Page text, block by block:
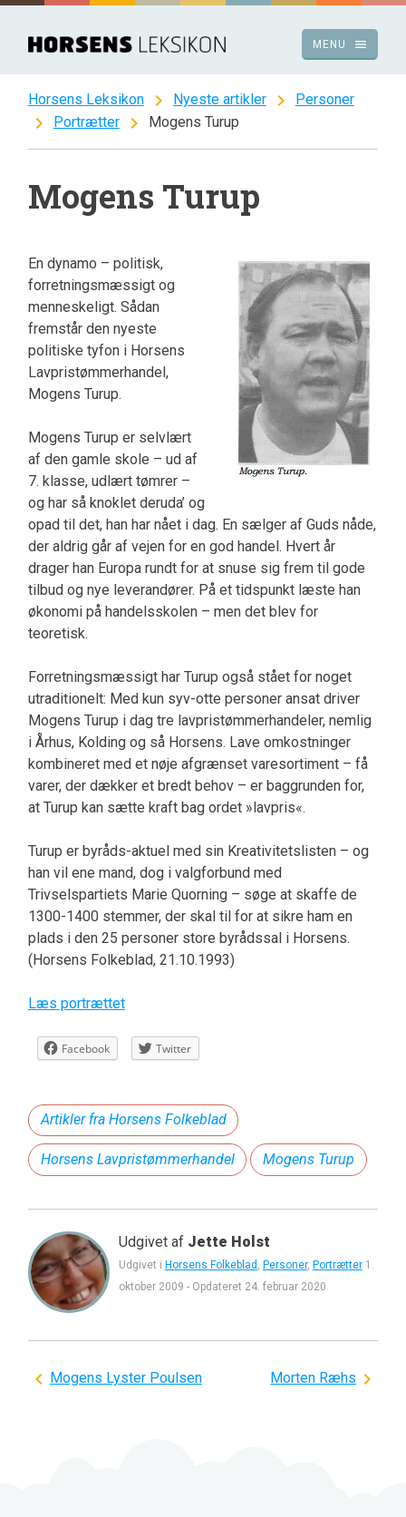
Spring
indhold
menu
MENU
Horsens Leksikon chevron_right Nyeste artikler chevron_right Personer
chevron_right Portrætter chevron_right Mogens Turup
Mogens Turup
En dynamo – politisk,
forretningsmæssigt og
menneskeligt. Sådan
fremstår den nyeste
politiske tyfon i Horsens
Lavpristømmerhandel,
Mogens Turup.
Mogens Turup er selvlært
af den gamle skole – ud af
7. klasse, udlært tømrer –
og har så knoklet deruda’ og
opad til det, han har nået i dag. En sælger af Guds nåde,
der aldrig går af vejen for en god handel. Hvert år
drager han Europa rundt for at snuse sig frem til gode
tilbud og nye leverandører. På et tidspunkt læste han
økonomi på handelsskolen – men det blev for
teoretisk.
Forretningsmæssigt har Turup også stået for noget
utraditionelt: Med kun syv-otte personer ansat driver
Mogens Turup i dag tre lavpristømmerhandeler, nemlig
i Århus, Kolding og så Horsens. Lave omkostninger
kombineret med et nøje afgrænset varesortiment – få
varer, der dækker et bredt behov – er baggrunden for,
at Turup kan sætte kraft bag ordet »lavpris«.
Turup er byråds-aktuel med sin Kreativitetslisten – og
han vil ene mand, dog i valgforbund med
Trivselspartiets Marie Quorning – søge at skaffe de
1300-1400 stemmer, der skal til for at sikre ham en
plads i den 25 personer store byrådssal i Horsens.
(Horsens Folkeblad, 21.10.1993)
Læs portrættet
Facebook Twitter
Artikler fra Horsens Folkeblad
Horsens Lavpristømmerhandel Mogens Turup
Udgivet af Jette Holst
Udgivet i Horsens Folkeblad Personer, Portrætter 1.
oktober 2009 - Opdateret 24. februar 2020
Indlægsnavigation
Mogens Lyster Poulsen Morten Ræhs